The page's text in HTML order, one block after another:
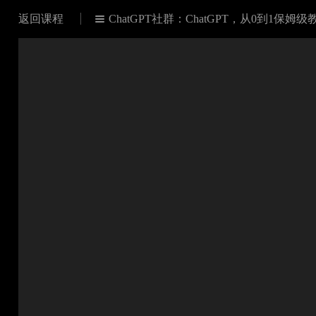
返回课程  ChatGPT社群：ChatGPT，从0到1保姆级